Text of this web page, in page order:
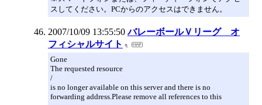
スしてください。PCからのアクセスはできません。
2007/10/09 13:55:50 バレーボールＶリーグ オ
フィシャルサイト
Gone
The requested resource
/
is no longer available on this server and there is no
forwarding address.Please remove all references to this